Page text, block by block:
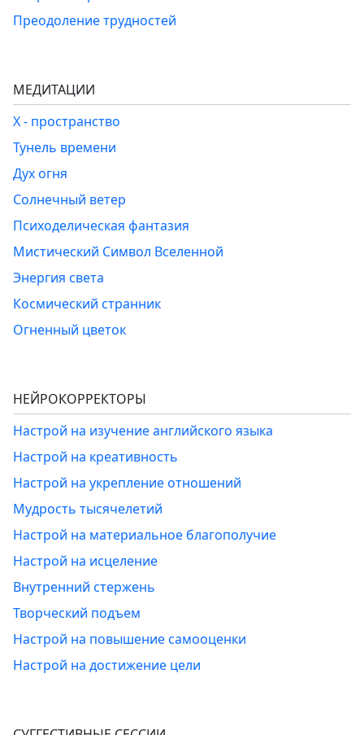
Преодоление трудностей
МЕДИТАЦИИ
Х - пространство
Тунель времени
Дух огня
Солнечный ветер
Психоделическая фантазия
Мистический Символ Вселенной
Энергия света
Космический странник
Огненный цветок
НЕЙРОКОРРЕКТОРЫ
Настрой на изучение английского языка
Настрой на креативность
Настрой на укрепление отношений
Мудрость тысячелетий
Настрой на материальное благополучие
Настрой на исцеление
Внутренний стержень
Творческий подъем
Настрой на повышение самооценки
Настрой на достижение цели